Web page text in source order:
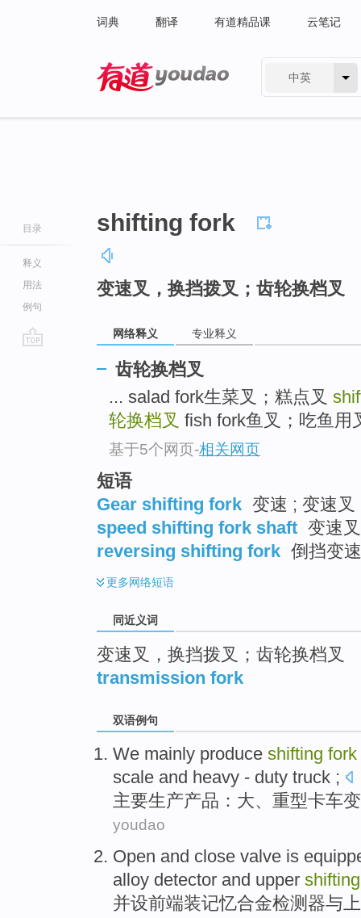
词典 翻译 有道精品课 云笔记
中英
目录
释义
用法
例句
shifting fork
变速叉，换挡拨叉；齿轮换档叉
网络释义 专业释义
齿轮换档叉
... salad fork生菜叉；糕点叉
轮换档叉 fish fork鱼叉；吃鱼用
基于5个网页-相关网页
短语
Gear shifting fork 变速 ; 变速叉
speed shifting fork shaft 变速
reversing shifting fork 倒挡变
更多网络短语
同近义词
变速叉，换挡拨叉；齿轮换档叉
transmission fork
双语例句
We mainly produce shifting fork
scale and heavy - duty truck ;
主要生产产品 ： 大、 重型卡车
youdao
Open and close valve is
alloy detector and upper
并设前端装记忆合金检测器与